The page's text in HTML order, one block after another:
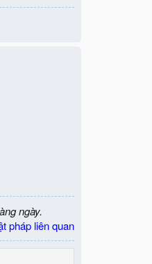
ngày.
pháp liên quan